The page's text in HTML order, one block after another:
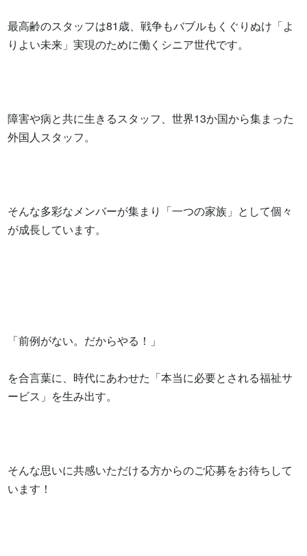
最高齢のスタッフは81歳、戦争もバブルもくぐりぬけ「よ
りよい未来」実現のために働くシニア世代です。
障害や病と共に生きるスタッフ、世界13か国から集まった
外国人スタッフ。
そんな多彩なメンバーが集まり「一つの家族」として個々
が成長しています。
「前例がない。だからやる！」
を合言葉に、時代にあわせた「本当に必要とされる福祉サ
ービス」を生み出す。
そんな思いに共感いただける方からのご応募をお待ちして
います！